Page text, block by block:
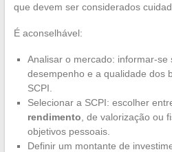
que devem ser considerados
É aconselhável:
Analisar o mercado: informar-se
desempenho e a qualidade dos
SCPI.
Selecionar a SCPI: escolher
rendimento , de valorização ou
objetivos pessoais.
Definir um montante de